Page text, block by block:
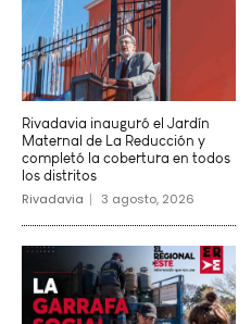
Rivadavia inauguró el Jardín
Maternal de La Reducción y
completó la cobertura en todos
los distritos
Rivadavia 3 agosto, 2026